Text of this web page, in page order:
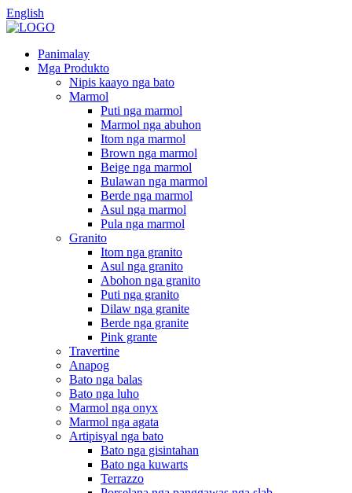
English
Panimalay
Mga Produkto
Nipis kaayo nga bato
Marmol
Puti nga marmol
Marmol nga abuhon
Itom nga marmol
Brown nga marmol
Beige nga marmol
Bulawan nga marmol
Berde nga marmol
Asul nga marmol
Pula nga marmol
Granito
Itom nga granito
Asul nga granito
Abohon nga granito
Puti nga granito
Dilaw nga granite
Berde nga granite
Pink grante
Travertine
Anapog
Bato nga balas
Bato nga luho
Marmol nga onyx
Marmol nga agata
Artipisyal nga bato
Bato nga gisintahan
Bato nga kuwarts
Terrazzo